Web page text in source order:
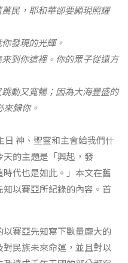
民，耶和華卻要顯現照耀
發現的光輝。
到你這裡。你的眾子從遠方
動又寬暢；因為大海豐盛的
歸你。
日 神、聖靈和主會給我們什
的主題是「興起，發
代也是如此。」本文在舊
以賽亞所紀錄的內容。首
賽亞先知寫下數量龐大的
民族未來命運，並且對以